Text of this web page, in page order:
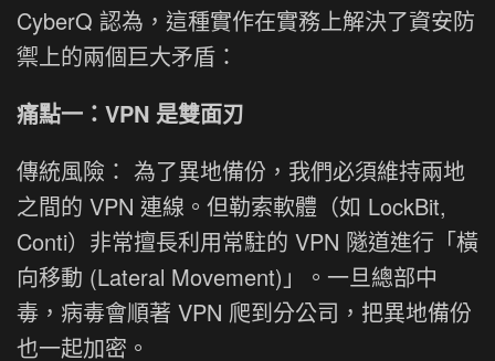
CyberQ 認為，這種實作在實務上解決了資安防
禦上的兩個巨大矛盾：
痛點一：VPN 是雙面刃
傳統風險： 為了異地備份，我們必須維持兩地
之間的 VPN 連線。但勒索軟體（如 LockBit,
Conti）非常擅長利用常駐的 VPN 隧道進行「橫
向移動 (Lateral Movement)」。一旦總部中
毒，病毒會順著 VPN 爬到分公司，把異地備份
也一起加密。